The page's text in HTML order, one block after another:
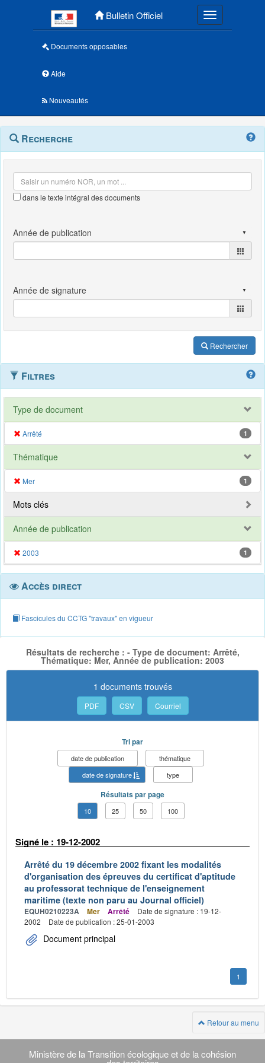
Bulletin Officiel Toggle
Documents opposables
Aide
Nouveautés
Navigation
outils
Menu
contextuel
Recherche
dans le texte intégral des documents
Rechercher
Filtres
Type de document
Arrêté 1
Thématique
Mer 1
Mots clés
Année de publication
2003 1
Accès direct
Fascicules du CCTG "travaux" en vigueur
Résultats de recherche : - Type de document: Arrêté,
Thématique: Mer, Année de publication: 2003
1 documents trouvés
PDF CSV Courriel
Tri par
date de publication
thématique
date de signature
type
Résultats par page
10 25 50 100
Signé le : 19-12-2002
Arrêté du 19 décembre 2002 fixant les modalités
d'organisation des épreuves du certificat d'aptitude
au professorat technique de l'enseignement
maritime (texte non paru au Journal officiel)
EQUH0210223A Mer Arrêté
Date de signature : 19-12-
2002
Date de publication : 25-01-2003
Document principal
1
Retour au menu
Navigation
transverse
Ministère de la Transition écologique et de la cohésion